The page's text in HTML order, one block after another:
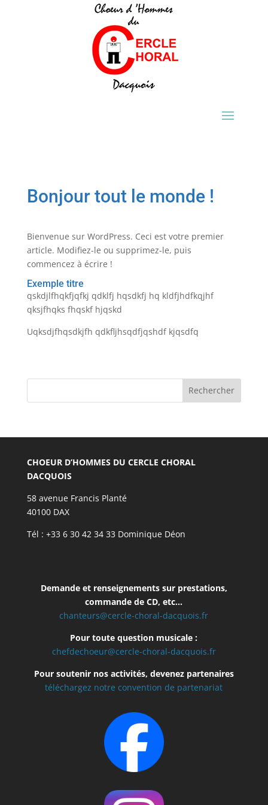
Bonjour tout le monde !
Bienvenue sur WordPress. Ceci est votre premier
article. Modifiez-le ou supprimez-le, puis
commencez à écrire !
Exemple titre
qskdjlfhqkfjqfkj qdklfj hqsdkfj hq kldfjhdfkqjhf
qksjfhqks fhqskf hjqskd
Uqksdjfhqsdkjfh qdkfljhsqdfjqshdf kjqsdfq
Rechercher
CHOEUR D’HOMMES DU CERCLE CHORAL
DACQUOIS
58 avenue Francis Planté
40100 DAX
Tél : +33 6 30 42 34 33 Dominique Déon
Demande et renseignements sur prestations,
commande de CD, etc…
chanteurs@cercle-choral-dacquois.fr
Pour toute question musicale :
chefdechoeur@cercle-choral-dacquois.fr
Pour soutenir nos activités, devenez partenaires
téléchargez notre convention de partenariat